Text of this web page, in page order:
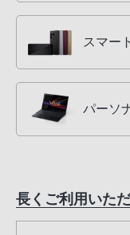
スマー
パーソ
長くご利用いた